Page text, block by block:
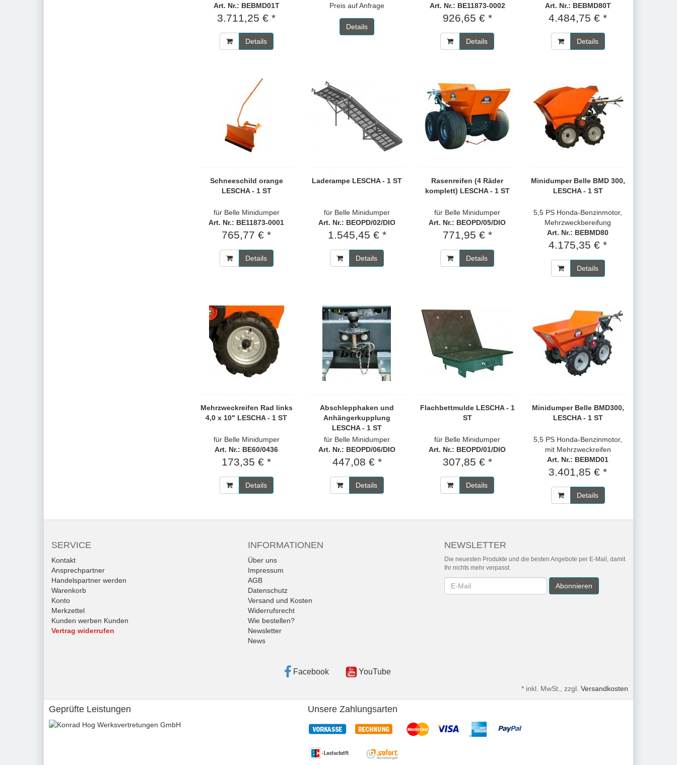
Art. Nr.: BEBMD01T
3.711,25 € *
Details
Preis auf Anfrage
Details
Art. Nr.: BE11873-0002
926,65 € *
Details
Art. Nr.: BEBMD80T
4.484,75 € *
Details
Schneeschild orange
LESCHA - 1 ST
für Belle Minidumper
Art. Nr.: BE11873-0001
765,77 € *
Details
Laderampe LESCHA - 1 ST
für Belle Minidumper
Art. Nr.: BEOPD/02/DIO
1.545,45 € *
Details
Rasenreifen (4 Räder
komplett) LESCHA - 1 ST
für Belle Minidumper
Art. Nr.: BEOPD/05/DIO
771,95 € *
Details
Minidumper Belle BMD 300,
LESCHA - 1 ST
5,5 PS Honda-Benzinmotor,
Mehrzweckbereifung
Art. Nr.: BEBMD80
4.175,35 € *
Details
Mehrzweckreifen Rad links
4,0 x 10" LESCHA - 1 ST
für Belle Minidumper
Art. Nr.: BE60/0436
173,35 € *
Details
Abschlepphaken und
Anhängerkupplung
LESCHA - 1 ST
für Belle Minidumper
Art. Nr.: BEOPD/06/DIO
447,08 € *
Details
Flachbettmulde LESCHA - 1
ST
für Belle Minidumper
Art. Nr.: BEOPD/01/DIO
307,85 € *
Details
Minidumper Belle BMD300,
LESCHA - 1 ST
5,5 PS Honda-Benzinmotor,
mit Mehrzweckreifen
Art. Nr.: BEBMD01
3.401,85 € *
Details
SERVICE
Kontakt
Ansprechpartner
Handelspartner werden
Warenkorb
Konto
Merkzettel
Kunden werben Kunden
Vertrag widerrufen
INFORMATIONEN
Über uns
Impressum
AGB
Datenschutz
Versand und Kosten
Widerrufsrecht
Wie bestellen?
Newsletter
News
NEWSLETTER
Die neuesten Produkte und die besten Angebote per E-Mail, damit
Ihr nichts mehr verpasst.
Newsletter Abonnieren
Facebook YouTube
* inkl. MwSt., zzgl. Versandkosten
Geprüfte Leistungen Unsere Zahlungsarten